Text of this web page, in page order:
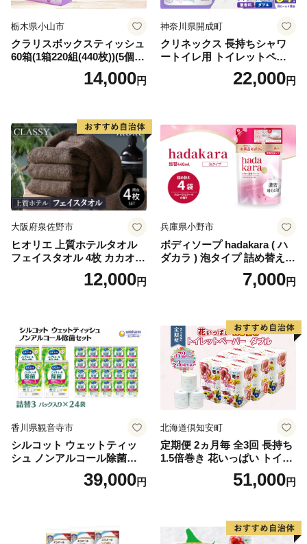
栃木県小山市
クラリスボックスティッシュ
60箱(1箱220組(440枚))(5個入
り×12セット)【1256759】
14,000円
神奈川県開成町
クリネックス 長持ちシャワ
ートイレ用 トイレットペー
パー（ダブル）64ロール(8ロ
ール×8パック) 開成町 トイレ
蓄 防災 エコ 消耗品 生活雑貨
生活用品 無香料 トイレット
ペーパー ダブル といれっと
ぺーぱー トイレ クレシア ト
イレットペーパー [BDBH002
-1]
22,000円
大阪府泉佐野市
ヒオリエ 上質ホテルタオル
フェイスタオル 4枚 カカオ
【タオル 泉州タオル 吸水 普
段使い 無地 シンプル 日用品
12,000円
兵庫県小野市
ボディソープ hadakara ( ハ
ダカラ ) 泡タイプ 詰め替え 4
40ml×4袋 ボディーソープ 泡
ボディソープ 泡 日用品 消耗
泡石鹸 石鹸 兵庫 兵庫県 小野
7,000円
香川県観音寺市
シルコット ウェットティッ
シュ ノンアルコール除菌詰
替（43枚×3P）×24袋 日用品
おもちゃ 拭き取り 手拭き 外
39,000円
北海道倶知安町
定期便 2ヵ月毎 全3回 長持ち
1.5倍巻き 花いっぱい トイレ
ットペーパー ダブル 45ｍ 計
72ロール 全18種 花柄 プリン
ー 消耗品 備蓄 送料無料 北海
道 倶知安町 日用品
51,000円